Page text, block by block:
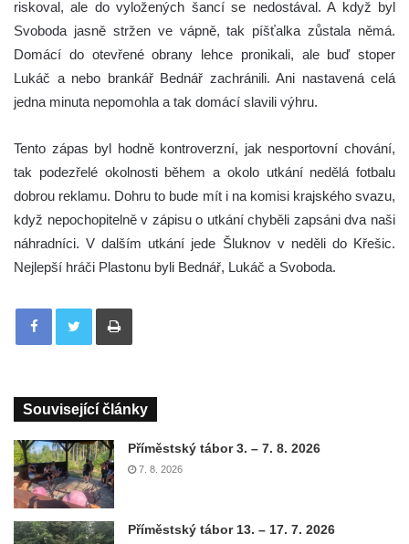
riskoval, ale do vyložených šancí se nedostával. A když byl
Svoboda jasně stržen ve vápně, tak píšťalka zůstala němá.
Domácí do otevřené obrany lehce pronikali, ale buď stoper
Lukáč a nebo brankář Bednář zachránili. Ani nastavená celá
jedna minuta nepomohla a tak domácí slavili výhru.
Tento zápas byl hodně kontroverzní, jak nesportovní chování,
tak podezřelé okolnosti během a okolo utkání nedělá fotbalu
dobrou reklamu. Dohru to bude mít i na komisi krajského svazu,
když nepochopitelně v zápisu o utkání chyběli zapsáni dva naši
náhradníci. V dalším utkání jede Šluknov v neděli do Křešic.
Nejlepší hráči Plastonu byli Bednář, Lukáč a Svoboda.
Tisknout
Související články
Příměstský tábor 3. – 7. 8. 2026
7. 8. 2026
Příměstský tábor 13. – 17. 7. 2026